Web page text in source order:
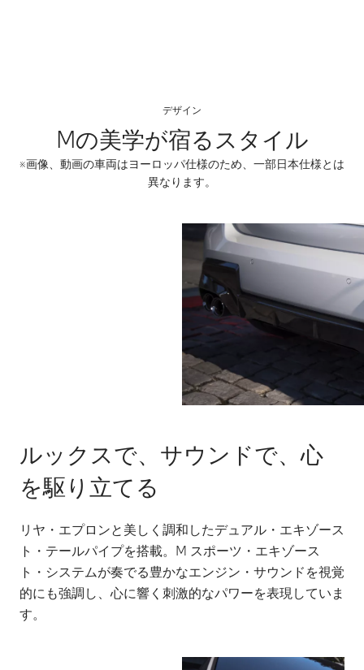
デザイン
Mの美学が宿るスタイル
※画像、動画の車両はヨーロッパ仕様のため、一部日本仕様とは
異なります。
ルックスで、サウンドで、心
を駆り立てる
リヤ・エプロンと美しく調和したデュアル・エキゾース
ト・テールパイプを搭載。M スポーツ・エキゾース
ト・システムが奏でる豊かなエンジン・サウンドを視覚
的にも強調し、心に響く刺激的なパワーを表現していま
す。